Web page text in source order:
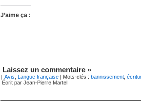
J’aime ça :
Laissez un commentaire »
| Avis Langue française | Mots-clés : bannissement
Écrit par Jean-Pierre Martel